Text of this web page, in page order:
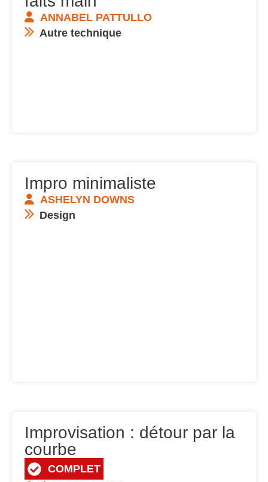
ANNABEL PATTULLO
Autre technique
Impro minimaliste
ASHELYN DOWNS
Design
Improvisation : détour par la
courbe
COMPLET